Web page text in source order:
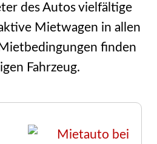
des Autos vielfältige
Mietwagen in allen
finden
Fahrzeug.